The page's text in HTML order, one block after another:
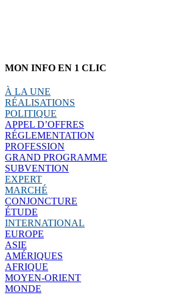
MON INFO EN 1 CLIC
À LA UNE
RÉALISATIONS
POLITIQUE
APPEL D’OFFRES
RÉGLEMENTATION
PROFESSION
GRAND PROGRAMME
SUBVENTION
EXPERT
MARCHÉ
CONJONCTURE
ÉTUDE
INTERNATIONAL
EUROPE
ASIE
AMÉRIQUES
AFRIQUE
MOYEN-ORIENT
MONDE